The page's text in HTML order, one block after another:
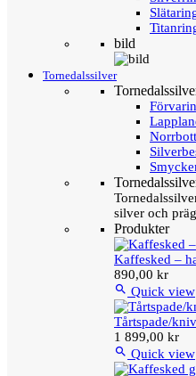
bild
Tornedalssilver
silver och
Produkter
Kaffesked –
890,00 kr
 Quick view
Tårtspade/
1 899,00 kr
 Quick view